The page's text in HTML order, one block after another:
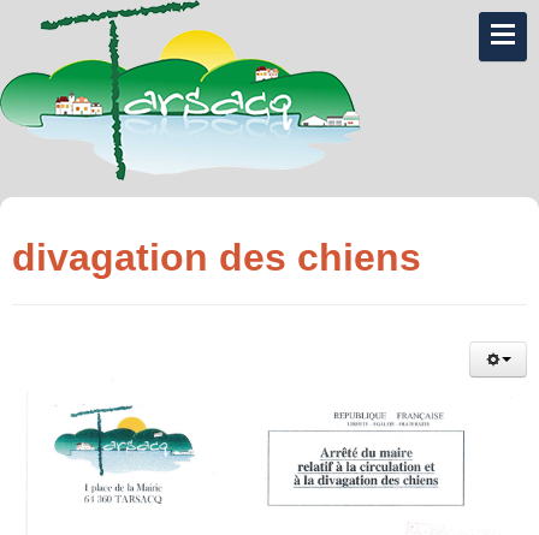
divagation des chiens